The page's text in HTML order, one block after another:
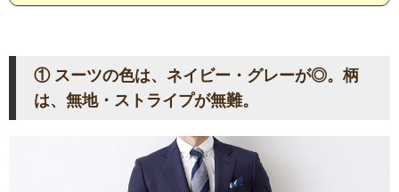
① スーツの色は、ネイビー・グレーが◎。柄
は、無地・ストライプが無難。